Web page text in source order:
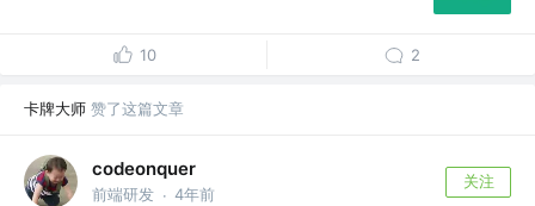
10 2
卡牌大师 赞了这篇文章
codeonquer
前端研发 · 4年前
关注